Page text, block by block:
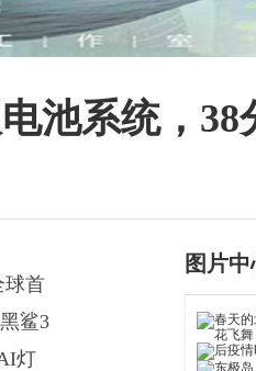
池系统，38
球首
鲨3
灯
图片中